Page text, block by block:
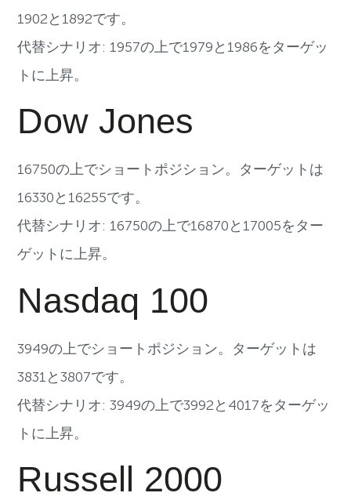
1902と1892です。
代替シナリオ: 1957の上で1979と1986をターゲッ
トに上昇。
Dow Jones
16750の上でショートポジション。ターゲットは
16330と16255です。
代替シナリオ: 16750の上で16870と17005をター
ゲットに上昇。
Nasdaq 100
3949の上でショートポジション。ターゲットは
3831と3807です。
代替シナリオ: 3949の上で3992と4017をターゲッ
トに上昇。
Russell 2000